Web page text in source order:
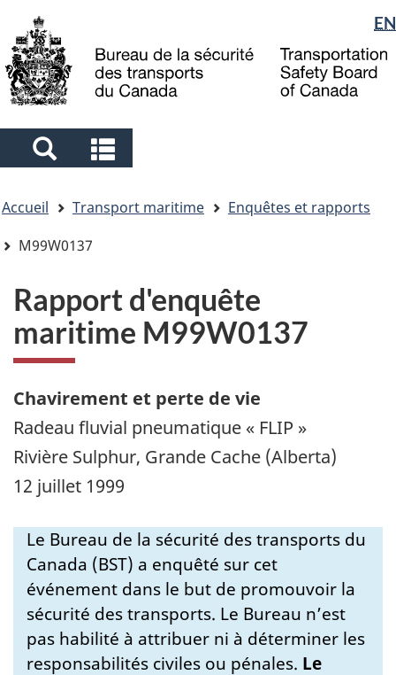
to
main
to
"About
government"
à
la
Sélection
de
la
langue
EN
Search
and
menus
and
menus
êtes
ici
Accueil Transport maritime
Enquêtes et rapports
M99W0137
Rapport d'enquête
maritime M99W0137
Chavirement et perte de vie
Radeau fluvial pneumatique « FLIP »
Rivière Sulphur, Grande Cache (Alberta)
12 juillet 1999
Le Bureau de la sécurité des transports du
Canada (BST) a enquêté sur cet
événement dans le but de promouvoir la
sécurité des transports. Le Bureau n’est
pas habilité à attribuer ni à déterminer les
responsabilités civiles ou pénales. Le